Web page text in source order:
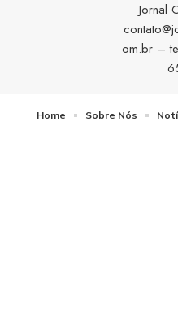
Jornal
om.br –
Home Sobre Nós